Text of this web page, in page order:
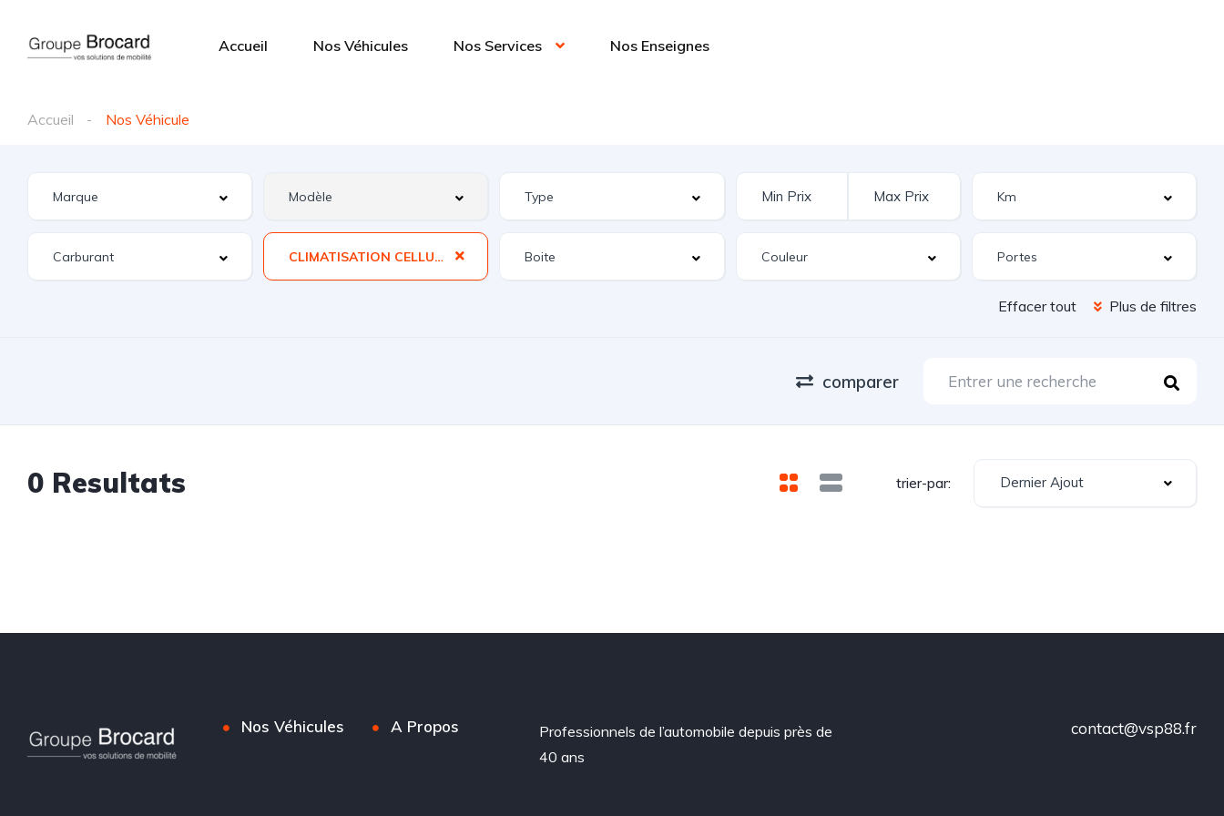
Accueil Nos Véhicules Nos Services Nos Enseignes
Accueil Nos Véhicule
CLIMATISATION CELLULE
Effacer tout Plus de filtres
comparer
0 Resultats trier-par: Dernier Ajout
Nos Véhicules A Propos
Professionnels de l’automobile depuis près de
40 ans
contact@vsp88.fr